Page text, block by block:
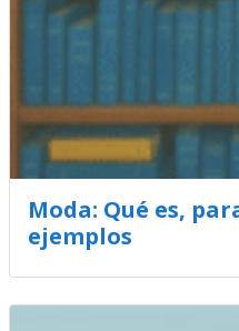
Moda: Qué es,
ejemplos